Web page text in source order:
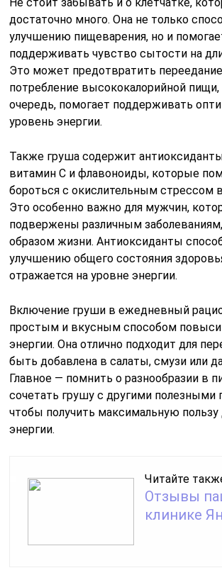
достаточно много. Она не только
улучшению пищеварения, но и
поддерживать чувство сытости на
Это может предотвратить
потребление высококалорийной
очередь, помогает поддерживать
уровень энергии.
Также груша содержит
витамин C и флавоноиды, которые
бороться с окислительным стрессом
Это особенно важно для мужчин,
подвержены различным
образом жизни. Антиоксиданты
улучшению общего состояния
отражается на уровне энергии.
Включение груши в ежедневный
простым и вкусным способом
энергии. Она отлично подходит для
быть добавлена в салаты, смузи или
Главное — помнить о разнообразии в
сочетать грушу с другими полезными
чтобы получить максимальную пользу
энергии.
Читайте
Отзывы
клинике